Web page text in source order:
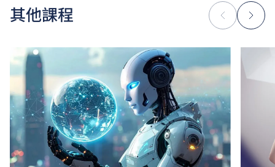
繳付所需費用。
學費水平會每年檢討。
其他課程